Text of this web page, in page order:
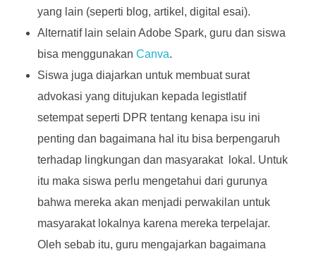
yang lain (seperti blog, artikel, digital esai).
Alternatif lain selain Adobe Spark, guru dan siswa
bisa menggunakan Canva.
Siswa juga diajarkan untuk membuat surat
advokasi yang ditujukan kepada legistlatif
setempat seperti DPR tentang kenapa isu ini
penting dan bagaimana hal itu bisa berpengaruh
terhadap lingkungan dan masyarakat lokal. Untuk
itu maka siswa perlu mengetahui dari gurunya
bahwa mereka akan menjadi perwakilan untuk
masyarakat lokalnya karena mereka terpelajar.
Oleh sebab itu, guru mengajarkan bagaimana